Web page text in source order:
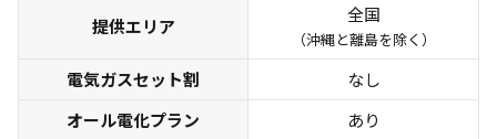
提供エリア
全国
（沖縄と離島を除く）
電気ガスセット割
なし
オール電化プラン
あり